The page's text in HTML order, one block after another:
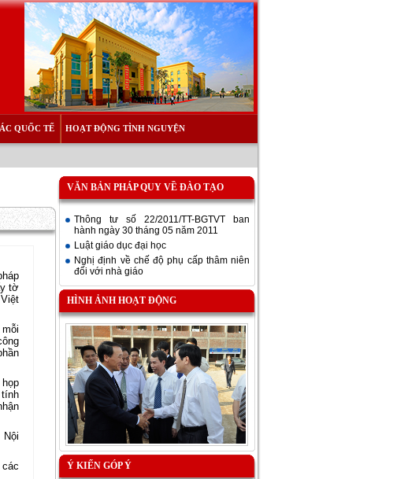
QUỐC TẾ HOẠT ĐỘNG TÌNH NGUYỆN
tờ
VĂN BẢN PHÁP QUY VỀ ĐÀO TẠO
Thông tư số 22/2011/TT-BGTVT ban
hành ngày 30 tháng 05 năm 2011
Luật giáo dục đại học
Nghị định về chế độ phụ cấp thâm niên
đối với nhà giáo
HÌNH ẢNH HOẠT ĐỘNG
Ý KIẾN GÓP Ý